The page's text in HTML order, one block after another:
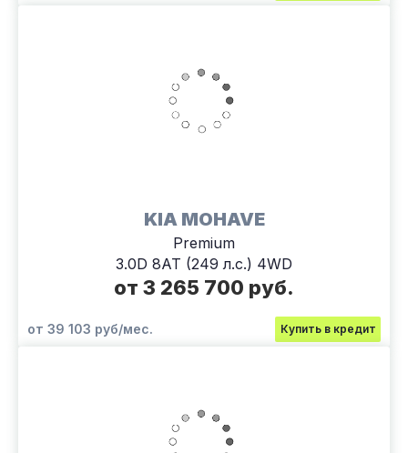
KIA MOHAVE
Premium
3.0D 8AT (249 л.с.) 4WD
от 3 265 700 руб.
от 39 103 руб/мес. Купить в кредит